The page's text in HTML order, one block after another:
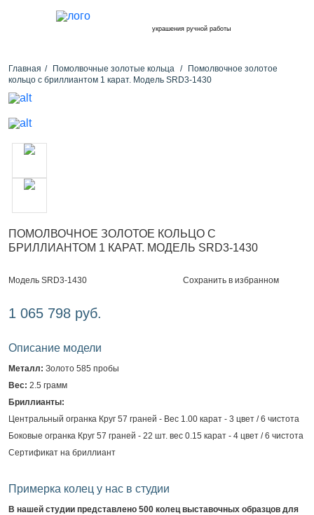
украшения ручной работы
Главная Помолвочные золотые кольца
Помолвочное золотое
кольцо с бриллиантом 1 карат. Модель SRD3-1430
ПОМОЛВОЧНОЕ ЗОЛОТОЕ КОЛЬЦО С
БРИЛЛИАНТОМ 1 КАРАТ. МОДЕЛЬ SRD3-1430
Модель SRD3-1430 Сохранить в избранном
1 065 798 руб.
Описание модели
Металл: Золото 585 пробы
Вес: 2.5 грамм
Бриллианты:
Центральный огранка Круг 57 граней - Вес 1.00 карат - 3 цвет / 6 чистота
Боковые огранка Круг 57 граней - 22 шт. вес 0.15 карат - 4 цвет / 6 чистота
Сертификат на бриллиант
Примерка колец у нас в студии
В нашей студии представлено 500 колец выставочных образцов для